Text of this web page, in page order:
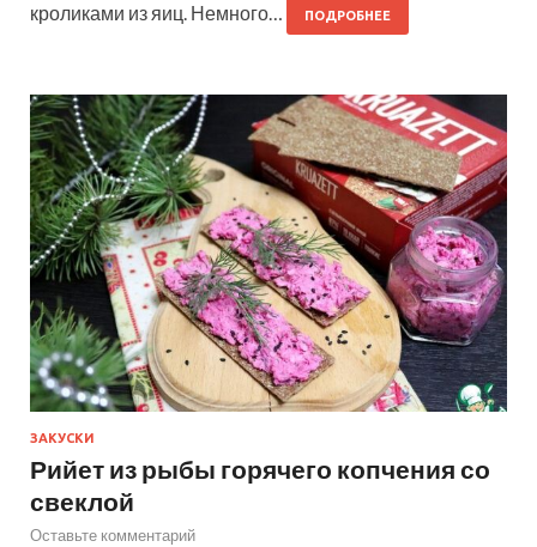
кроликами из яиц. Немного…
ПОДРОБНЕЕ
ЗАКУСКИ
Рийет из рыбы горячего копчения со
свеклой
Оставьте комментарий